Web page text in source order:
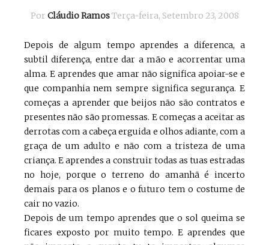
Por Cláudio RamosTerça-feira, Setembro 23, 2008
Depois de algum tempo aprendes a diferenca, a
subtil diferença, entre dar a mão e acorrentar uma
alma. E aprendes que amar não significa apoiar-se e
que companhia nem sempre significa segurança. E
começas a aprender que beijos não são contratos e
presentes não são promessas. E começas a aceitar as
derrotas com a cabeça erguida e olhos adiante, com a
graça de um adulto e não com a tristeza de uma
criança. E aprendes a construir todas as tuas estradas
no hoje, porque o terreno do amanhã é incerto
demais para os planos e o futuro tem o costume de
cair no vazio.
Depois de um tempo aprendes que o sol queima se
ficares exposto por muito tempo. E aprendes que